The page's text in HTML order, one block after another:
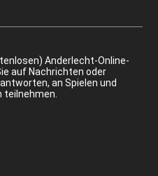
Anderlecht-Online-
auf Nachrichten oder
an Spielen und